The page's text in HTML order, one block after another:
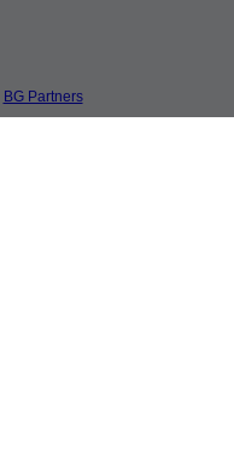
BG Partners